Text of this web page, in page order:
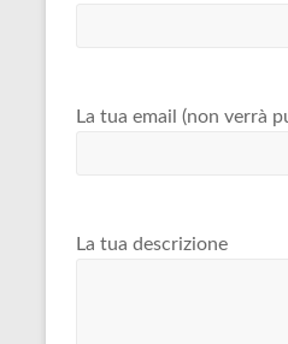
La tua email (non verrà
La tua descrizione